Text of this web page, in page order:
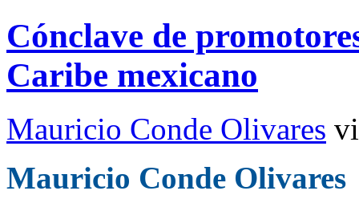
Cónclave de
Caribe mexicano
Mauricio Conde Olivares
Mauricio Conde Olivares